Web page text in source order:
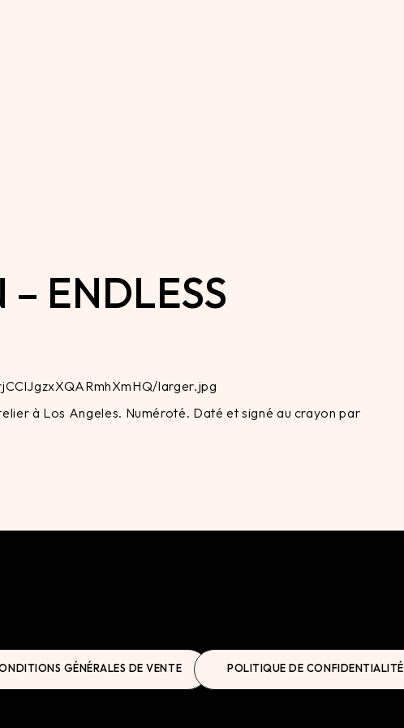
ENDLESS
larger.jpg
à Los Angeles. Numéroté. Daté et signé au crayon par
GÉNÉRALES DE VENTE POLITIQUE DE CONFIDENTIALITÉ